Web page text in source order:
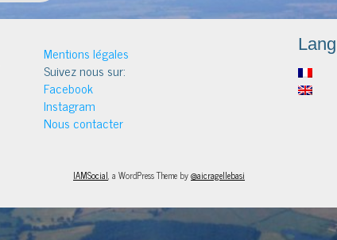
Mentions légales
Suivez nous sur:
Facebook
Instagram
Nous contacter
IAMSocial, a WordPress Theme by@aicragellebasi